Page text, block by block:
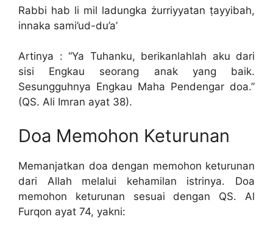
Rabbi hab li mil ladungka żurriyyatan ṭayyibah,
innaka sami’ud-du’a’
Artinya : “Ya Tuhanku, berikanlahlah aku dari
sisi Engkau seorang anak yang baik.
Sesungguhnya Engkau Maha Pendengar doa.”
(QS. Ali Imran ayat 38).
Doa Memohon Keturunan
Memanjatkan doa dengan memohon keturunan
dari Allah melalui kehamilan istrinya. Doa
memohon keturunan sesuai dengan QS. Al
Furqon ayat 74, yakni: